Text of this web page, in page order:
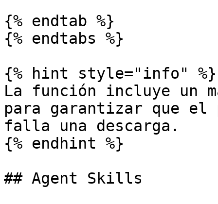
{% endtab %}
{% endtabs %}
{% hint style="info" %}
La función incluye un
para garantizar que el
falla una descarga.
{% endhint %}
## Agent Skills